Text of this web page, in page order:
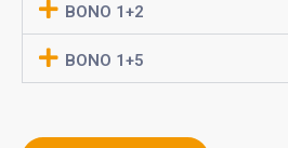
BONO 1+2
BONO 1+5